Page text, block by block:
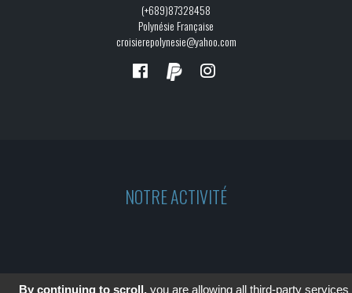
(+689)87328458
Polynésie Française
croisierepolynesie@yahoo.com
NOTRE ACTIVITÉ
By continuing to scroll, you are allowing all third-party services